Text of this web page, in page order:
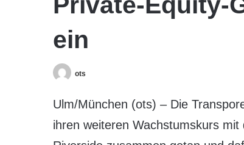
ein
ots
Ulm/München (ots) – Die
ihren weiteren Wachstumskurs